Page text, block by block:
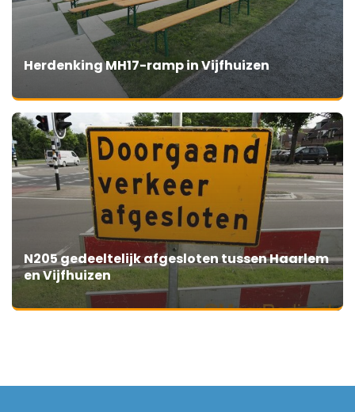
Herdenking MH17-ramp in Vijfhuizen
N205 gedeeltelijk afgesloten tussen Haarlem
en Vijfhuizen